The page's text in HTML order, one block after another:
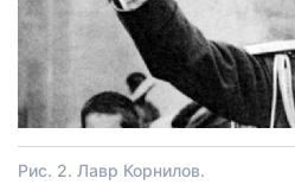
Рис. 2. Лавр Корнилов.